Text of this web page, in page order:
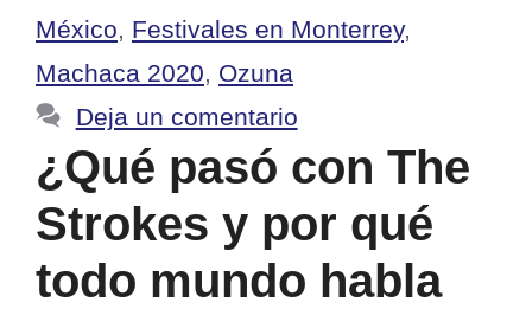
México, Festivales en Monterrey,
Machaca 2020, Ozuna
Deja un comentario
¿Qué pasó con The
Strokes y por qué
todo mundo habla